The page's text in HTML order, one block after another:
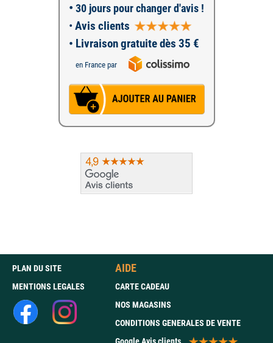
• 30 jours pour changer d'avis !
• Avis clients
• Livraison gratuite dès 35 €
en France par
PLAN DU SITE
MENTIONS LEGALES
AIDE
CARTE CADEAU
NOS MAGASINS
CONDITIONS GENERALES DE VENTE
Google Avis clients